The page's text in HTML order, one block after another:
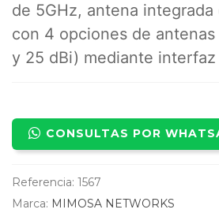
de 5GHz, antena integrada
con 4 opciones de antenas
y 25 dBi) mediante interfaz
CONSULTAS POR
Referencia: 1567
Marca: MIMOSA NETWORKS